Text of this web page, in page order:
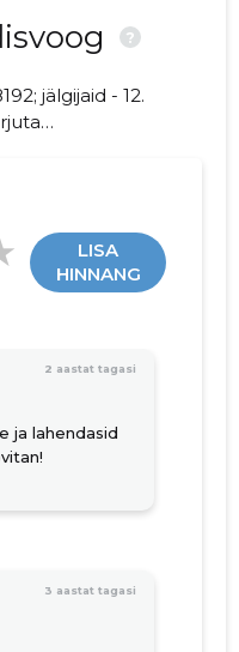
?
jälgijaid - 12.
LISA
HINNANG
2 aastat tagasi
ja lahendasid
3 aastat tagasi